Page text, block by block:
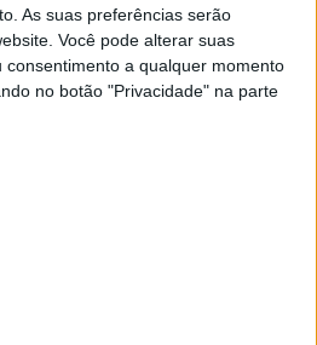
As suas preferências serão
Você pode alterar suas
a qualquer momento
no botão "Privacidade" na parte
ouvir na Estação Diária – 96.8
.